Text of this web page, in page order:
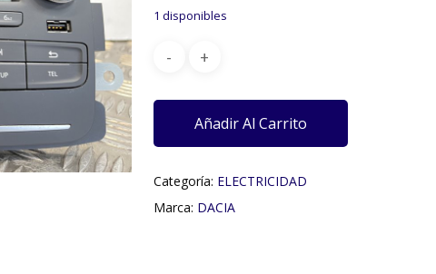
1 disponibles
Añadir Al Carrito
Categoría: ELECTRICIDAD
Marca: DACIA